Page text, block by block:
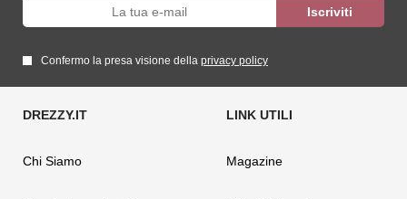
Confermo la presa visione della privacy policy
Chi Siamo Magazine